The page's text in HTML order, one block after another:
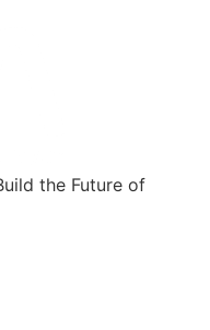
the Future of